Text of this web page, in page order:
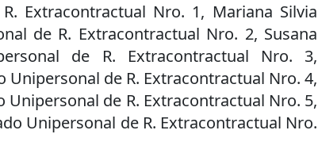
Extracontractual Nro. 1, Mariana Silvia
de R. Extracontractual Nro. 2, Susana
de R. Extracontractual Nro. 3,
Unipersonal de R. Extracontractual Nro. 4,
Unipersonal de R. Extracontractual Nro. 5,
Unipersonal de R. Extracontractual Nro.